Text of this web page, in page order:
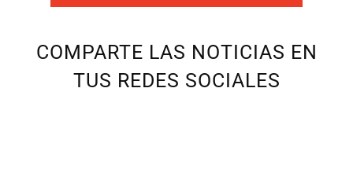
COMPARTE LAS NOTICIAS EN
TUS REDES SOCIALES